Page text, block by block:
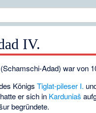
IV.
(Schamschi-Adad) war von
KönigsTiglat-pileser I.
er sich in Karduniaš
begründete.